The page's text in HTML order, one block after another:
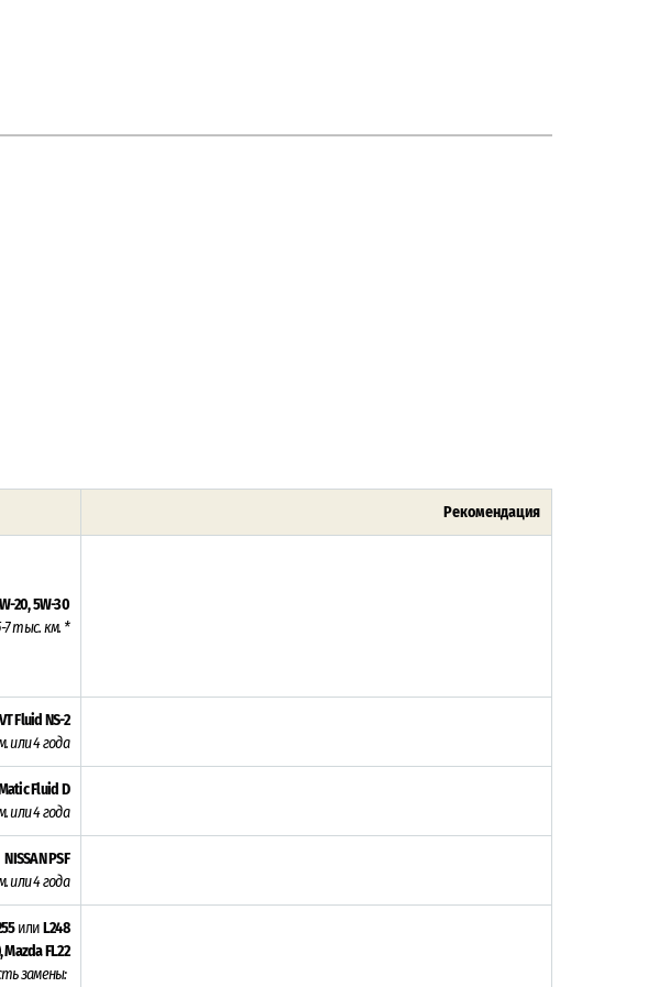
Рекомендация
20, 5W-30
7 тыс. км. *
Fluid NS-2
или 4 года
Fluid D
или 4 года
NISSAN PSF
или 4 года
илиL248
Mazda FL22
замены: